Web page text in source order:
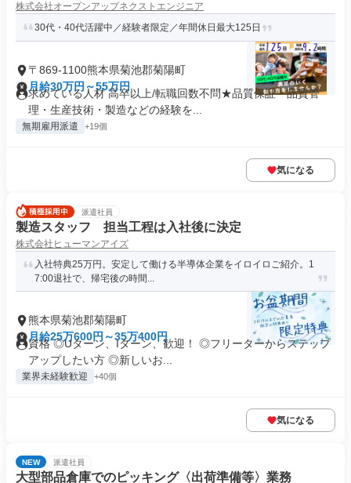
株式会社オープンアップネクストエンジニア
30代・40代活躍中／経験者限定／年間休日最大125日
〒869-1100熊本県菊池郡菊陽町
月給30万円～55万円
求めている人材 高卒以上/転職回数不問★品質保証・品質管
理・生産技術・製造などの経験を...
無期雇用派遣 +19個
気になる
派遣社員
製造スタッフ 担当工程は入社後に決定
株式会社ヒューマンアイズ
入社特典25万円。安定して働ける半導体企業をイロイロご紹介。1
7:00退社で、帰宅後の時間...
熊本県菊池郡菊陽町
月給25万600円～35万400円
資格 ◎Uターン、Iターン、歓迎！ ◎フリーターからステップ
アップしたい方 ◎新しいお...
業界未経験歓迎 +40個
気になる
NEW 派遣社員
大型部品倉庫でのピッキング〈出荷準備等〉業務